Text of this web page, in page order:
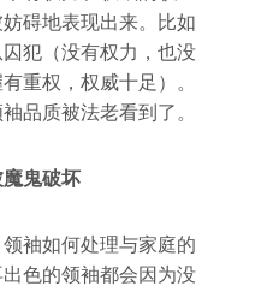
碍地表现出来。比如
犯（没有权力，也没
重权，权威十足）。
品质被法老看到了。
鬼破坏
袖如何处理与家庭的
色的领袖都会因为没